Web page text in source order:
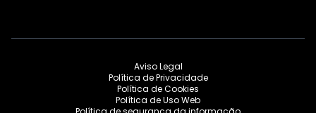
Aviso Legal
Política de Privacidade
Política de Cookies
Política de Uso Web